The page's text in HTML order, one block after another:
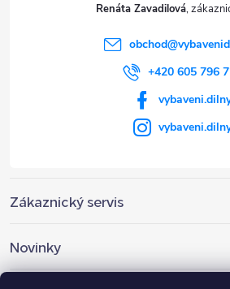
Zákaznický servis
Novinky
Renáta Zavadilová
obchod@
+420 605 796